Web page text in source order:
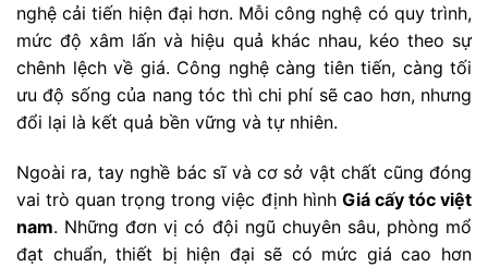
nghệ cải tiến hiện đại hơn. Mỗi công nghệ có quy trình,
mức độ xâm lấn và hiệu quả khác nhau, kéo theo sự
chênh lệch về giá. Công nghệ càng tiên tiến, càng tối
ưu độ sống của nang tóc thì chi phí sẽ cao hơn, nhưng
đổi lại là kết quả bền vững và tự nhiên.
Ngoài ra, tay nghề bác sĩ và cơ sở vật chất cũng đóng
vai trò quan trọng trong việc định hình Giá cấy tóc việt
nam. Những đơn vị có đội ngũ chuyên sâu, phòng mổ
đạt chuẩn, thiết bị hiện đại sẽ có mức giá cao hơn